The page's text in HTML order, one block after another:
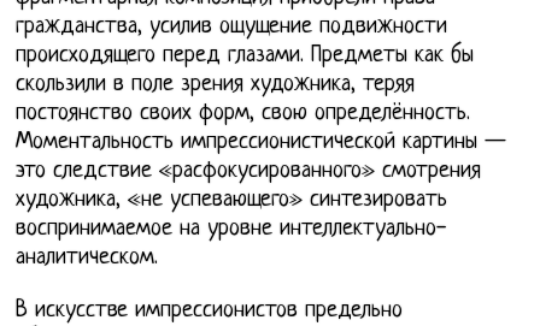
гражданства, усилив ощущение подвижности
происходящего перед глазами. Предметы как бы
скользили в поле зрения художника, теряя
постоянство своих форм, свою определённость.
Моментальность импрессионистической картины —
это следствие «расфокусированного» смотрения
художника, «не успевающего» синтезировать
воспринимаемое на уровне интеллектуально-
аналитическом.
В искусстве импрессионистов предельно